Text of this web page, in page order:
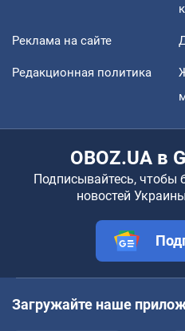
Реклама на сайте
Редакционная политика
OBOZ.UA в
Подписывайтесь, чтобы
новостей
Загружайте наше